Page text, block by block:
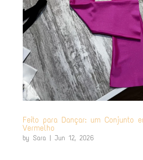
Feito para Dançar: um Conjunto
Vermelho
by Sara| Jun 12, 2026